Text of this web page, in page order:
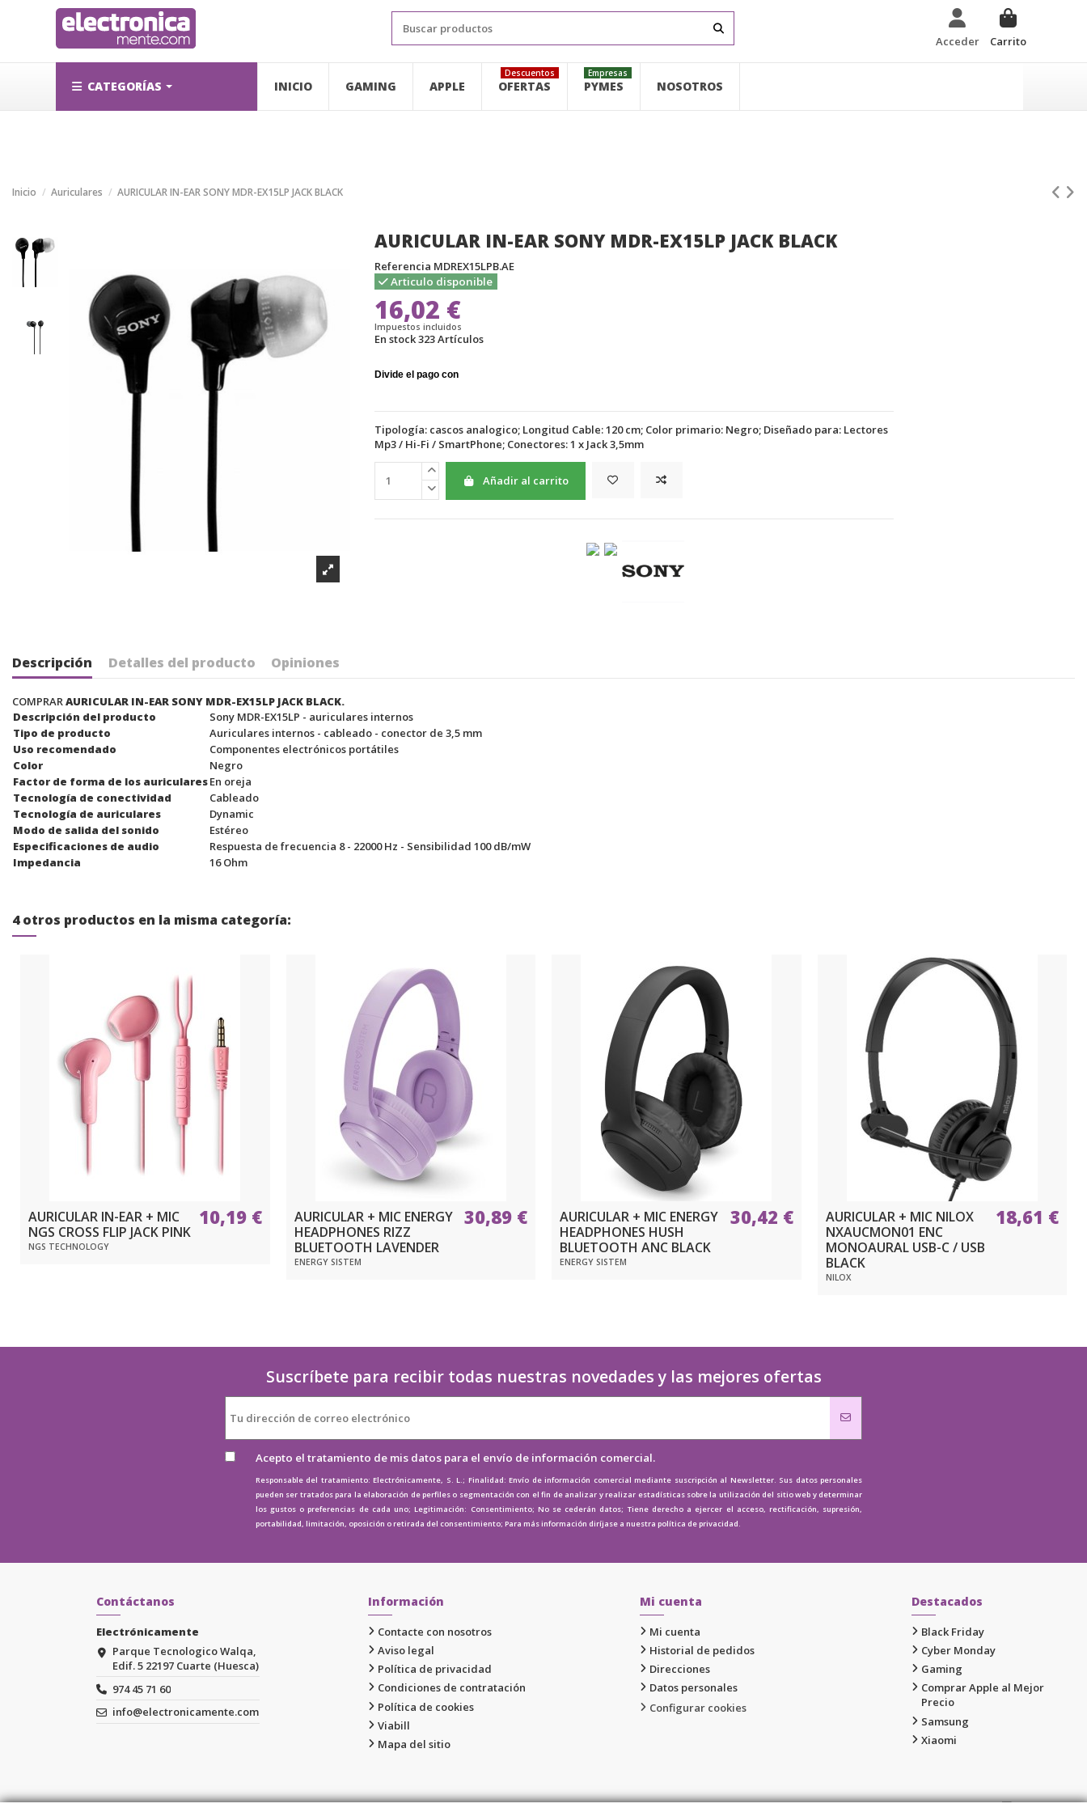
Acceder Carrito
CATEGORÍAS INICIO GAMING APPLE OFERTAS
Descuentos
PYMES
Empresas
NOSOTROS
Inicio Auriculares AURICULAR IN-EAR SONY MDR-EX15LP JACK BLACK
AURICULAR IN-EAR SONY MDR-EX15LP JACK BLACK
Referencia MDREX15LPB.AE
Articulo disponible
16,02 €
Impuestos incluidos
En stock323 Artículos
Tipología: cascos analogico; Longitud Cable: 120 cm; Color primario: Negro; Diseñado para: Lectores
Mp3 / Hi-Fi / SmartPhone; Conectores: 1 x Jack 3,5mm
Añadir al carrito
Descripción Detalles del producto Opiniones
COMPRARAURICULAR IN-EAR SONY MDR-EX15LP JACK BLACK.
Descripción del producto
Sony MDR-EX15LP - auriculares internos
Tipo de producto
Auriculares internos - cableado - conector de 3,5 mm
Uso recomendado
Componentes electrónicos portátiles
Color
Negro
Factor de forma de los auricularesEn oreja
Tecnología de conectividad
Cableado
Tecnología de auriculares
Dynamic
Modo de salida del sonido
Estéreo
Especificaciones de audio
Respuesta de frecuencia 8 - 22000 Hz - Sensibilidad 100 dB/mW
Impedancia
16 Ohm
4 otros productos en la misma categoría:
AURICULAR IN-EAR + MIC
NGS CROSS FLIP JACK PINK
NGS TECHNOLOGY
10,19 €
AURICULAR + MIC ENERGY
HEADPHONES RIZZ
BLUETOOTH LAVENDER
ENERGY SISTEM
30,89 €
AURICULAR + MIC ENERGY
HEADPHONES HUSH
BLUETOOTH ANC BLACK
ENERGY SISTEM
30,42 €
AURICULAR + MIC NILOX
NXAUCMON01 ENC
MONOAURAL USB-C / USB
BLACK
NILOX
18,61 €
Suscríbete para recibir todas nuestras novedades y las mejores ofertas
Acepto el tratamiento de mis datos para el envío de información comercial.
Responsable del tratamiento: Electrónicamente, S. L.; Finalidad: Envío de información comercial mediante suscripción al Newsletter. Sus datos personales
pueden ser tratados para la elaboración de perfiles o segmentación con el fin de analizar y realizar estadísticas sobre la utilización del sitio web y determinar
los gustos o preferencias de cada uno; Legitimación: Consentimiento; No se cederán datos; Tiene derecho a ejercer el acceso, rectificación, supresión,
portabilidad, limitación, oposición o retirada del consentimiento; Para más información diríjase a nuestra política de privacidad.
Contáctanos
Electrónicamente
Parque Tecnologico Walqa,
Edif. 5 22197 Cuarte (Huesca)
974 45 71 60
info@electronicamente.com
Información
Contacte con nosotros
Aviso legal
Política de privacidad
Condiciones de contratación
Política de cookies
Viabill
Mapa del sitio
Mi cuenta
Mi cuenta
Historial de pedidos
Direcciones
Datos personales
Configurar cookies
Destacados
Black Friday
Cyber Monday
Gaming
Comprar Apple al Mejor
Precio
Samsung
Xiaomi